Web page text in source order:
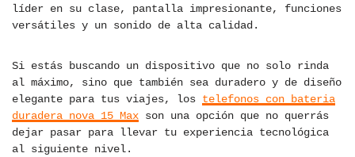
líder en su clase, pantalla impresionante, funciones
versátiles y un sonido de alta calidad.
Si estás buscando un dispositivo que no solo rinda
al máximo, sino que también sea duradero y de diseño
elegante para tus viajes, los telefonos con bateria
duradera nova 15 Max son una opción que no querrás
dejar pasar para llevar tu experiencia tecnológica
al siguiente nivel.